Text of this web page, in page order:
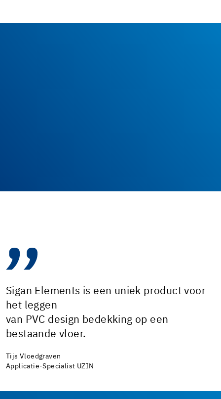
Sigan Elements is een uniek product voor
het leggen
van PVC design bedekking op een
bestaande vloer.
Tijs Vloedgraven
Applicatie-Specialist UZIN